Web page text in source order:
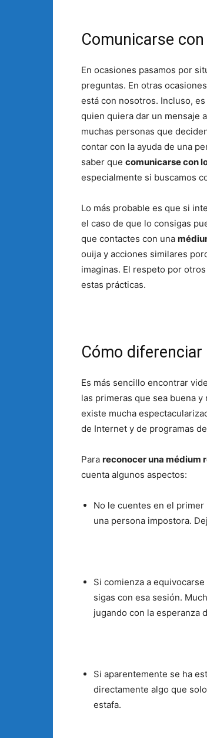
Comunicarse
En ocasiones pasamos por
preguntas. En otras
está con nosotros. Incluso,
quien quiera dar un mensaje
muchas personas que
contar con la ayuda de una
saber que comunicarse con
especialmente si buscamos
Lo más probable es que si
el caso de que lo consigas
que contactes con una
ouija y acciones similares
imaginas. El respeto por
estas prácticas.
Cómo diferenciar
Es más sencillo encontrar
las primeras que sea buena
existe mucha
de Internet y de programas
Para reconocer una médium
cuenta algunos aspectos:
No le cuentes en el
una persona impostora.
Si comienza a
sigas con esa sesión.
jugando con la esperanza
Si aparentemente se ha
directamente algo que
estafa.